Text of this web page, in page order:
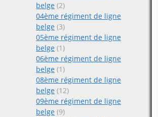
belge (2)
04ème régiment de ligne
belge (3)
05ème régiment de ligne
belge (1)
06ème régiment de ligne
belge (1)
08ème régiment de ligne
belge (12)
09ème régiment de ligne
belge (9)